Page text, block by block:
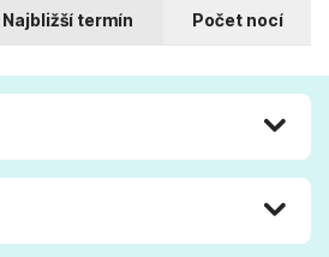
Najbližší termín Počet nocí